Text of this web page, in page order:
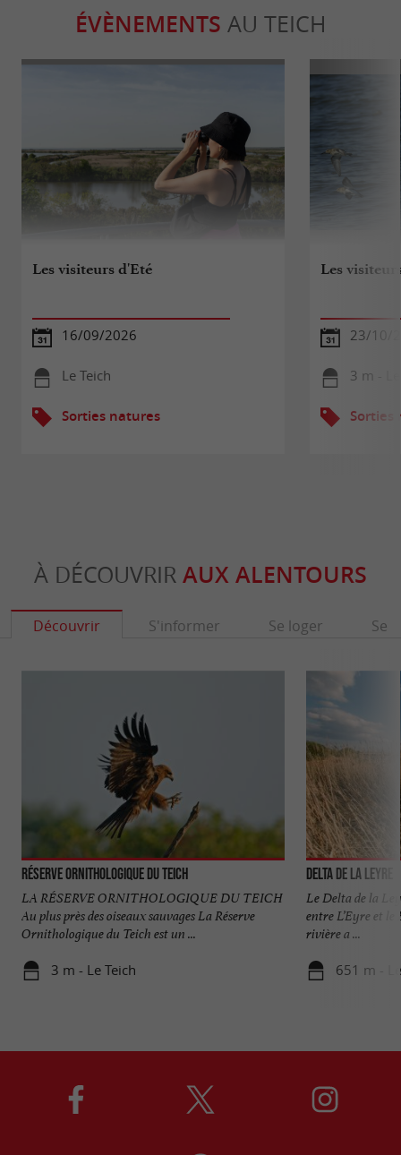
ÉVÈNEMENTS AU TEICH
Les visiteurs d'Eté
16/09/2026
Le Teich
Sorties natures
Les
23/10/
3 m -
Sorties
À DÉCOUVRIR AUX ALENTOURS
Découvrir S'informer Se loger Se
Réserve Orni­thologique du Teich
LA RÉSERVE ORNITHOLOGIQUE DU TEICH
Au plus près des oiseaux sauvages La Réserve
Ornithologique du Teich est un ...
3 m - Le Teich
Delta de la Leyre
Le Delta de la
entre L’Eyre et le
rivière a ...
651 m -